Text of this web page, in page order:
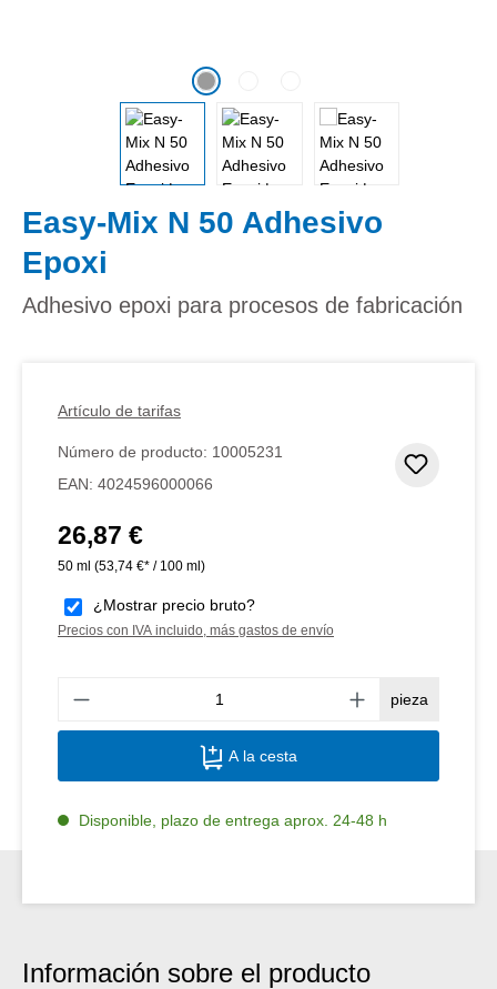
Easy-Mix N 50 Adhesivo
Epoxi
Adhesivo epoxi para procesos de fabricación
Artículo de tarifas
Número de producto: 10005231
EAN: 4024596000066
Precio normal:
26,87 €
50 ml (53,74 €* / 100 ml)
¿Mostrar precio bruto?
Precios con IVA incluido, más gastos de envío
pieza
A la cesta
Disponible, plazo de entrega aprox. 24-48 h
Información sobre el producto